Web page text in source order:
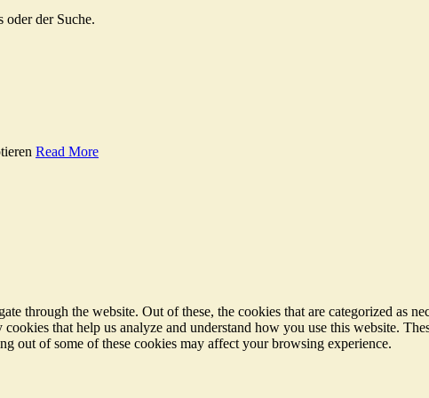
oder der Suche.
Read More
through the website. Out of these, the cookies that are categorized as
that help us analyze and understand how you use this website.
out of some of these cookies may affect your browsing experience.